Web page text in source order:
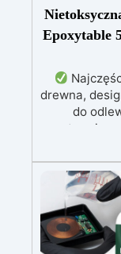
Epoxytable
drewna,
do
egzotermia
żółknięcie
pęcherzyki
wolna